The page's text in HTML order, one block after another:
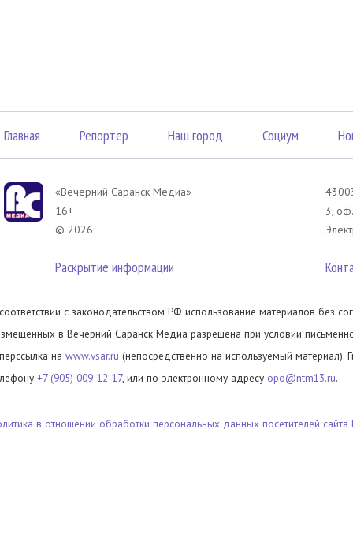
Главная Репортер Наш город Социум
«Вечерний Саранск Mедиа»
16+
© 2026
Раскрытие информации
3,
с законодательством РФ использование материалов без
в Вечерний Саранск Медиа разрешена при условии
на www.vsar.ru (непосредственно на используемый материал).
+7 (905) 009-12-17, или по электронному адресу opo@ntm13.ru.
в отношении обработки персональных данных посетителей